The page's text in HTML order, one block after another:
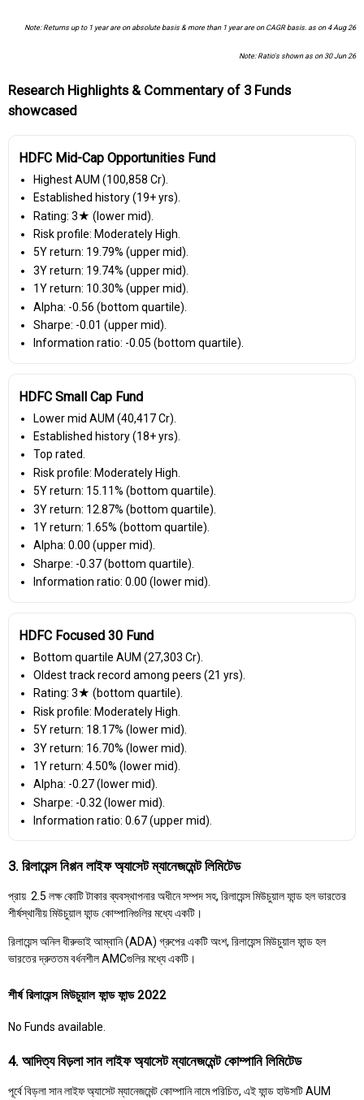
Note: Returns up to 1 year are on absolute basis & more than 1 year are on CAGR basis. as on 4 Aug 26
Note: Ratio's shown as on 30 Jun 26
Research Highlights & Commentary of 3 Funds
showcased
HDFC Mid-Cap Opportunities Fund
Highest AUM (₹100,858 Cr).
Established history (19+ yrs).
Rating: 3★ (lower mid).
Risk profile: Moderately High.
5Y return: 19.79% (upper mid).
3Y return: 19.74% (upper mid).
1Y return: 10.30% (upper mid).
Alpha: -0.56 (bottom quartile).
Sharpe: -0.01 (upper mid).
Information ratio: -0.05 (bottom quartile).
HDFC Small Cap Fund
Lower mid AUM (₹40,417 Cr).
Established history (18+ yrs).
Top rated.
Risk profile: Moderately High.
5Y return: 15.11% (bottom quartile).
3Y return: 12.87% (bottom quartile).
1Y return: 1.65% (bottom quartile).
Alpha: 0.00 (upper mid).
Sharpe: -0.37 (bottom quartile).
Information ratio: 0.00 (lower mid).
HDFC Focused 30 Fund
Bottom quartile AUM (₹27,303 Cr).
Oldest track record among peers (21 yrs).
Rating: 3★ (bottom quartile).
Risk profile: Moderately High.
5Y return: 18.17% (lower mid).
3Y return: 16.70% (lower mid).
1Y return: 4.50% (lower mid).
Alpha: -0.27 (lower mid).
Sharpe: -0.32 (lower mid).
Information ratio: 0.67 (upper mid).
3. রিলায়েন্স নিপ্পন লাইফ অ্যাসেট ম্যানেজমেন্ট লিমিটেড
প্রায় ₹ 2.5 লক্ষ কোটি টাকার ব্যবস্থাপনার অধীনে সম্পদ সহ, রিলায়েন্স মিউচুয়াল ফান্ড হল ভারতের
শীর্ষস্থানীয় মিউচুয়াল ফান্ড কোম্পানিগুলির মধ্যে একটি।
রিলায়েন্স অনিল ধীরুভাই আম্বানি (ADA) গ্রুপের একটি অংশ, রিলায়েন্স মিউচুয়াল ফান্ড হল
ভারতের দ্রুততম বর্ধনশীল AMCগুলির মধ্যে একটি।
শীর্ষ রিলায়েন্স মিউচুয়াল ফান্ড ফান্ড 2022
No Funds available.
4. আদিত্য বিড়লা সান লাইফ অ্যাসেট ম্যানেজমেন্ট কোম্পানি লিমিটেড
পূর্বে বিড়লা সান লাইফ অ্যাসেট ম্যানেজমেন্ট কোম্পানি নামে পরিচিত, এই ফান্ড হাউসটি AUM